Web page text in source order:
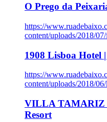
O Prego da
https://
content/uploads/2018/
1908 Lisboa Hotel
https://
content/uploads/2018/
VILLA TAMARIZ
Resort